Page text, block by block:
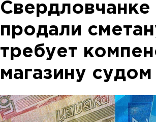
Свердловчанке
продали
требует
магазину судом